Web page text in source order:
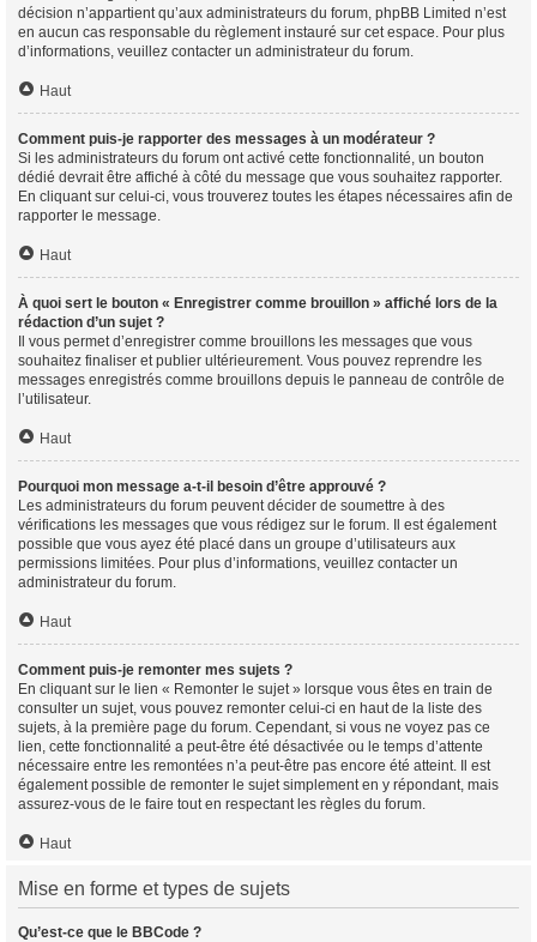
décision n’appartient qu’aux administrateurs du forum, phpBB Limited n’est
en aucun cas responsable du règlement instauré sur cet espace. Pour plus
d’informations, veuillez contacter un administrateur du forum.
Haut
Comment puis-je rapporter des messages à un modérateur ?
Si les administrateurs du forum ont activé cette fonctionnalité, un bouton
dédié devrait être affiché à côté du message que vous souhaitez rapporter.
En cliquant sur celui-ci, vous trouverez toutes les étapes nécessaires afin de
rapporter le message.
Haut
À quoi sert le bouton « Enregistrer comme brouillon » affiché lors de la
rédaction d’un sujet ?
Il vous permet d’enregistrer comme brouillons les messages que vous
souhaitez finaliser et publier ultérieurement. Vous pouvez reprendre les
messages enregistrés comme brouillons depuis le panneau de contrôle de
l’utilisateur.
Haut
Pourquoi mon message a-t-il besoin d’être approuvé ?
Les administrateurs du forum peuvent décider de soumettre à des
vérifications les messages que vous rédigez sur le forum. Il est également
possible que vous ayez été placé dans un groupe d’utilisateurs aux
permissions limitées. Pour plus d’informations, veuillez contacter un
administrateur du forum.
Haut
Comment puis-je remonter mes sujets ?
En cliquant sur le lien « Remonter le sujet » lorsque vous êtes en train de
consulter un sujet, vous pouvez remonter celui-ci en haut de la liste des
sujets, à la première page du forum. Cependant, si vous ne voyez pas ce
lien, cette fonctionnalité a peut-être été désactivée ou le temps d’attente
nécessaire entre les remontées n’a peut-être pas encore été atteint. Il est
également possible de remonter le sujet simplement en y répondant, mais
assurez-vous de le faire tout en respectant les règles du forum.
Haut
Mise en forme et types de sujets
Qu’est-ce que le BBCode ?